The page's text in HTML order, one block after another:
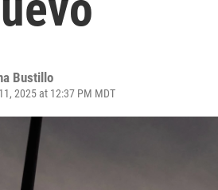
Bustillo
2025 at 12:37 PM MDT